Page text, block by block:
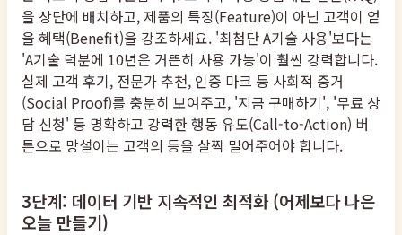
을 상단에 배치하고, 제품의 특징(Feature)이 아닌 고객이 얻
을 혜택(Benefit)을 강조하세요. '최첨단 A기술 사용'보다는
'A기술 덕분에 10년은 거뜬히 사용 가능'이 훨씬 강력합니다.
실제 고객 후기, 전문가 추천, 인증 마크 등 사회적 증거
(Social Proof)를 충분히 보여주고, '지금 구매하기', '무료 상
담 신청' 등 명확하고 강력한 행동 유도(Call-to-Action) 버
튼으로 망설이는 고객의 등을 살짝 밀어주어야 합니다.
3단계: 데이터 기반 지속적인 최적화 (어제보다 나은
오늘 만들기)